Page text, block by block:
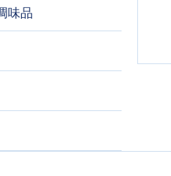
味品